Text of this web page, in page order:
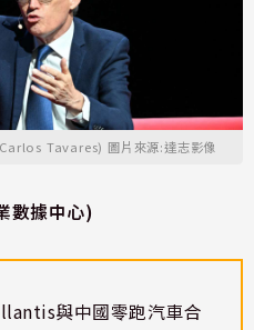
Tavares) 圖片來源:達志影像
數據中心)
與中國零跑汽車合